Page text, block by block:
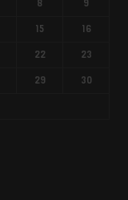
8
9
15
16
22
23
29
30